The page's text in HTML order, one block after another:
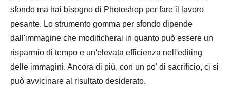
sfondo ma hai bisogno di Photoshop per fare il lavoro
pesante. Lo strumento gomma per sfondo dipende
dall'immagine che modificherai in quanto può essere un
risparmio di tempo e un'elevata efficienza nell'editing
delle immagini. Ancora di più, con un po' di sacrificio, ci si
può avvicinare al risultato desiderato.